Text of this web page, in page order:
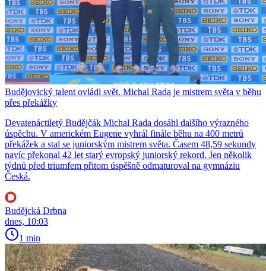
Budějovický talent ovládl svět. Michal Rada je mistrem světa v běhu
přes překážky
Devatenáctiletý Budějčák Michal Rada dosáhl dalšího výrazného
úspěchu. V americkém Eugene vyhrál finále běhu na 400 metrů
překážek a stal se juniorským mistrem světa. Časem 48,59 sekundy
navíc překonal 42 let starý evropský juniorský rekord. Jen několik
týdnů před triumfem přitom úspěšně odmaturoval na gymnáziu
Česká.
Budějcká Drbna
dnes, 10:03
1 min